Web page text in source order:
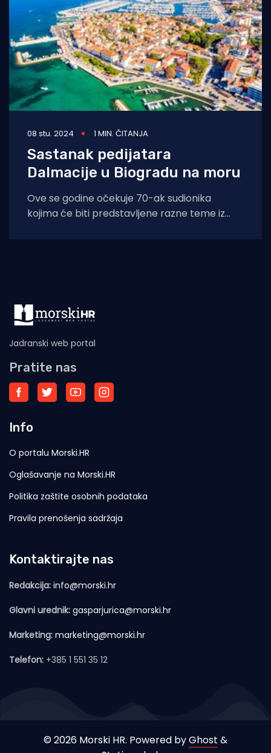
08 stu. 2024 1 MIN. ČITANJA
Sastanak pedijatara
Dalmacije u Biogradu na moru
Ove se godine očekuje 70-ak sudionika
kojima će biti predstavljene razne teme iz
Jadranski web portal
Pratite nas
Info
O portalu Morski.HR
Oglašavanje na Morski.HR
Politika zaštite osobnih podataka
Pravila prenošenja sadržaja
Kontaktirajte nas
Redakcija: info@morski.hr
Glavni urednik: gasparjurica@morski.hr
Marketing: marketing@morski.hr
Telefon: +385 1 551 35 12
© 2026 Morski HR. Powered byGhost &